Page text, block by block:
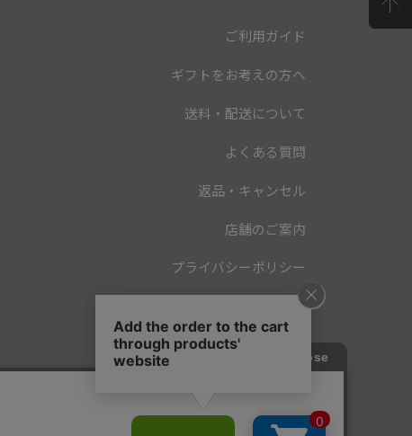
ご利用ガイド
ギフトをお考えの方へ
送料・配送について
よくある質問
返品・キャンセル
店舗のご案内
プライバシーポリシー
特定商取引法に基づく表記